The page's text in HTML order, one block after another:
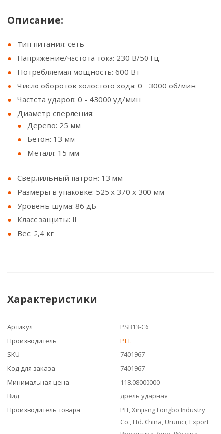
Описание:
Тип питания: сеть
Напряжение/частота тока: 230 В/50 Гц
Потребляемая мощность: 600 Вт
Число оборотов холостого хода: 0 - 3000 об/мин
Частота ударов: 0 - 43000 уд/мин
Диаметр сверления:
Дерево: 25 мм
Бетон: 13 мм
Металл: 15 мм
Сверлильный патрон: 13 мм
Размеры в упаковке: 525 x 370 x 300 мм
Уровень шума: 86 дБ
Класс защиты: II
Вес: 2,4 кг
Характеристики
Артикул
PSB13-C6
Производитель
P.I.T.
SKU
7401967
Код для заказа
7401967
Минимальная цена
118.08000000
Вид
дрель ударная
Производитель товара
PIT, Xinjiang Longbo Industry
Co., Ltd. China, Urumqi, Export